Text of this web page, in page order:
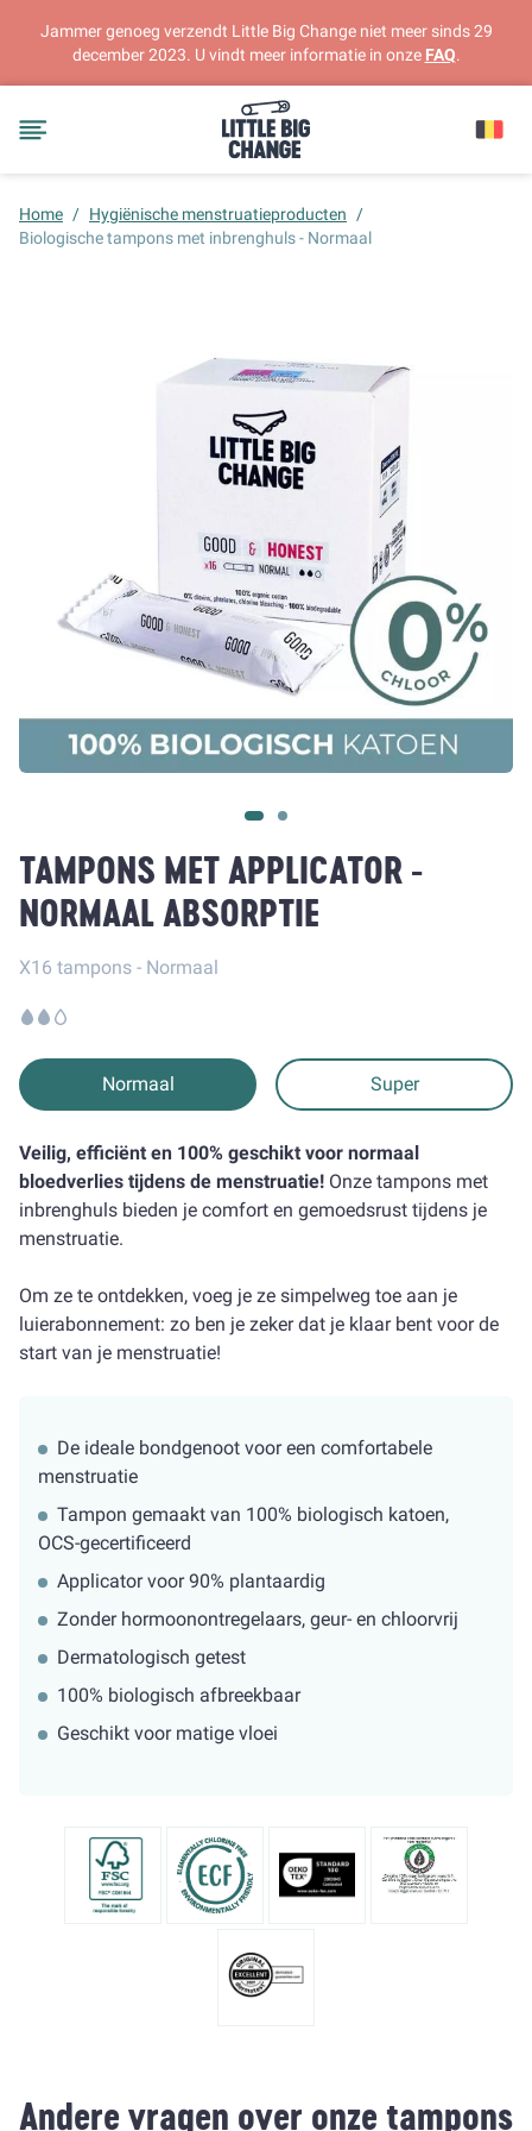
Jammer genoeg verzendt Little Big Change niet meer sinds 29
december 2023. U vindt meer informatie in onze FAQ.
Home / Hygiënische menstruatieproducten
/
Biologische tampons met inbrenghuls - Normaal
TAMPONS MET APPLICATOR -
NORMAAL ABSORPTIE
X16 tampons - Normaal
Normaal Super
Veilig, efficiënt en 100% geschikt voor normaal
bloedverlies tijdens de menstruatie! Onze tampons met
inbrenghuls bieden je comfort en gemoedsrust tijdens je
menstruatie.
Om ze te ontdekken, voeg je ze simpelweg toe aan je
luierabonnement: zo ben je zeker dat je klaar bent voor de
start van je menstruatie!
De ideale bondgenoot voor een comfortabele
menstruatie
Tampon gemaakt van 100% biologisch katoen,
OCS-gecertificeerd
Applicator voor 90% plantaardig
Zonder hormoonontregelaars, geur- en chloorvrij
Dermatologisch getest
100% biologisch afbreekbaar
Geschikt voor matige vloei
Andere vragen over onze tampons